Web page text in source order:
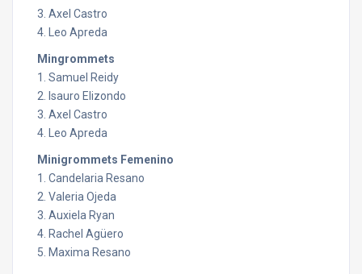
3. Axel Castro
4. Leo Apreda
Mingrommets
1. Samuel Reidy
2. Isauro Elizondo
3. Axel Castro
4. Leo Apreda
Minigrommets Femenino
1. Candelaria Resano
2. Valeria Ojeda
3. Auxiela Ryan
4. Rachel Agüero
5. Maxima Resano